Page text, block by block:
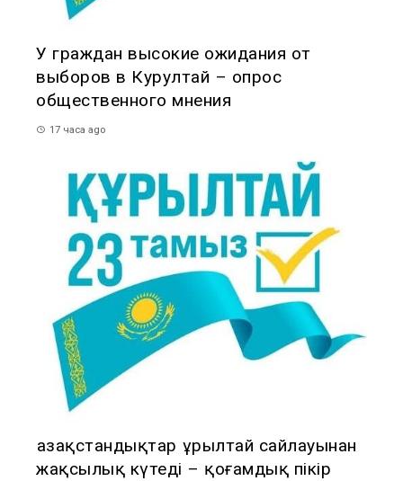
У граждан высокие ожидания от
выборов в Курултай – опрос
общественного мнения
17 часа ago
Қазақстандықтар Құрылтай сайлауынан
жақсылық күтеді – қоғамдық пікір